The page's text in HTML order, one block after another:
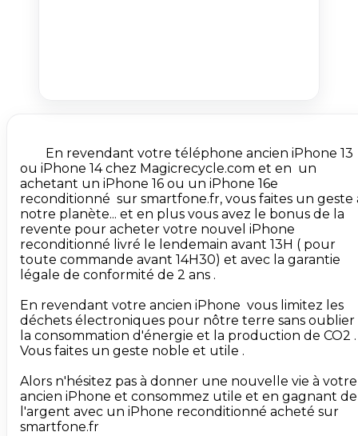
ou iPhone 14 chez Magicrecycle.com et en  un
achetant un iPhone 16 ou un iPhone 16e
reconditionné  sur smartfone.fr, vous faites un geste
notre planète... et en plus vous avez le bonus de la
revente pour acheter votre nouvel iPhone
reconditionné livré le lendemain avant 13H ( pour
toute commande avant 14H30) et avec la garantie
légale de conformité de 2 ans .
En revendant votre ancien iPhone  vous limitez les
déchets électroniques pour nôtre terre sans oublier
la consommation d'énergie et la production de CO2 .
Vous faites un geste noble et utile .
Alors n'hésitez pas à donner une nouvelle vie à votre
ancien iPhone et consommez utile et en gagnant de
l'argent avec un iPhone reconditionné acheté sur
smartfone.fr